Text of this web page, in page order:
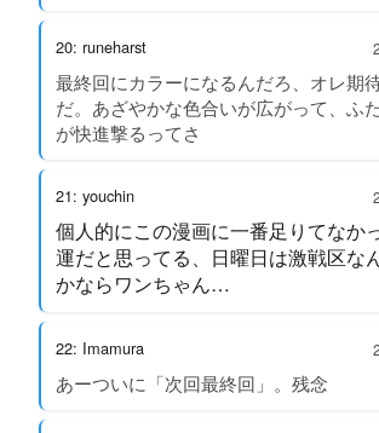
20: runeharst
最終回にカラーになるんだろ、オレ期
だ。あざやかな色合いが広がって、ふ
が快進撃るってさ
21: youchin
個人的にこの漫画に一番足りてなか
運だと思ってる、日曜日は激戦区な
かならワンちゃん…
22: Imamura
あーついに「次回最終回」。残念